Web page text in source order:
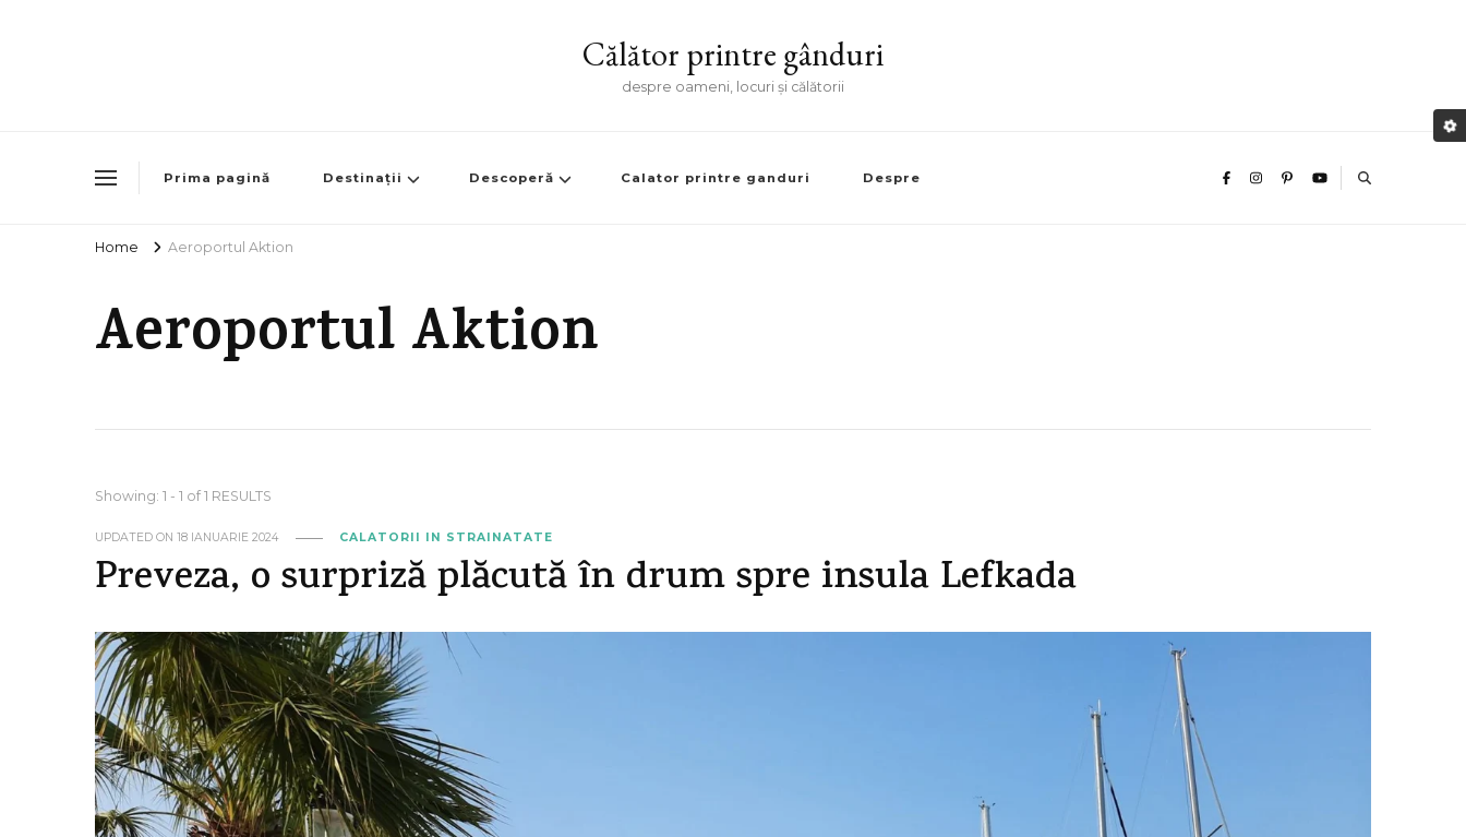
Călător printre gânduri
despre oameni, locuri și călătorii
Prima pagină Destinații Descoperă Calator printre ganduri Despre
Home Aeroportul Aktion
Aeroportul Aktion
Showing: 1 - 1 of 1 RESULTS
UPDATED ON 18 IANUARIE 2024 CALATORII IN STRAINATATE
Preveza, o surpriză plăcută în drum spre insula Lefkada